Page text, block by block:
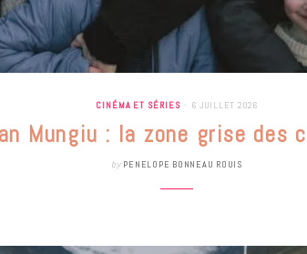
CINÉMA ET SÉRIES 6 JUILLET 2026
Mungiu : la zone grise des
by PENELOPE BONNEAU ROUIS